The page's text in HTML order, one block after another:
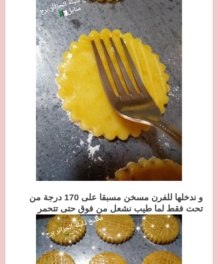
و ندخلها للفرن مسخن مسبقا على 170 درجة من
تحت فقط لما طيب نشعل من فوق حتى تتحمر